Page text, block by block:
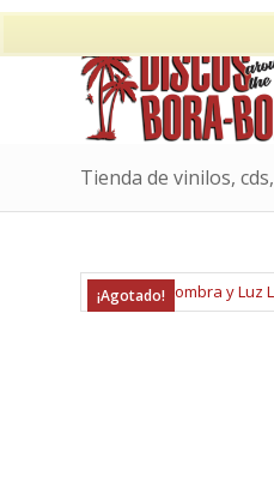
Tienda de vinilos,
¡Agotado!